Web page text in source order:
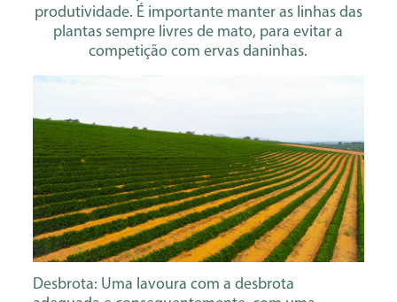
produtividade. É importante manter as linhas das
plantas sempre livres de mato, para evitar a
competição com ervas daninhas.
Desbrota: Uma lavoura com a desbrota